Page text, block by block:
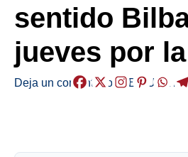
sentido
jueves por
Deja un comentario /ABISUAK /